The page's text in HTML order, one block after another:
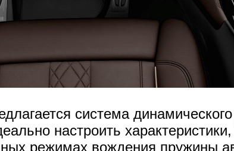
система
настроить
режимах вождения пружины